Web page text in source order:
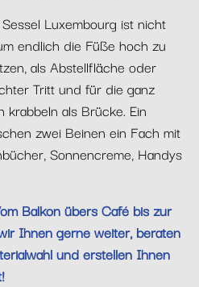
Luxembourg ist nicht
endlich die Füße hoch zu
als Abstellfläche oder
Tritt und für die ganz
als Brücke. Ein
zwei Beinen ein Fach mit
Sonnencreme, Handys
Balkon übers Café bis zur
Ihnen gerne weiter, beraten
und erstellen Ihnen